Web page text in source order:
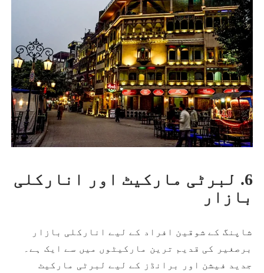
6. لبرٹی مارکیٹ اور انارکلی
بازار
شاپنگ کے شوقین افراد کے لیے انارکلی بازار
برصغیر کی قدیم ترین مارکیٹوں میں سے ایک ہے۔
جدید فیشن اور برانڈز کے لیے لبرٹی مارکیٹ